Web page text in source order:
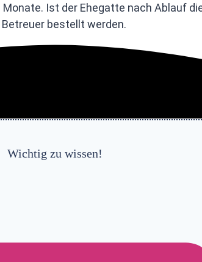
Ist der Ehegatte nach Ablauf
bestellt werden.
Wichtig zu wissen!